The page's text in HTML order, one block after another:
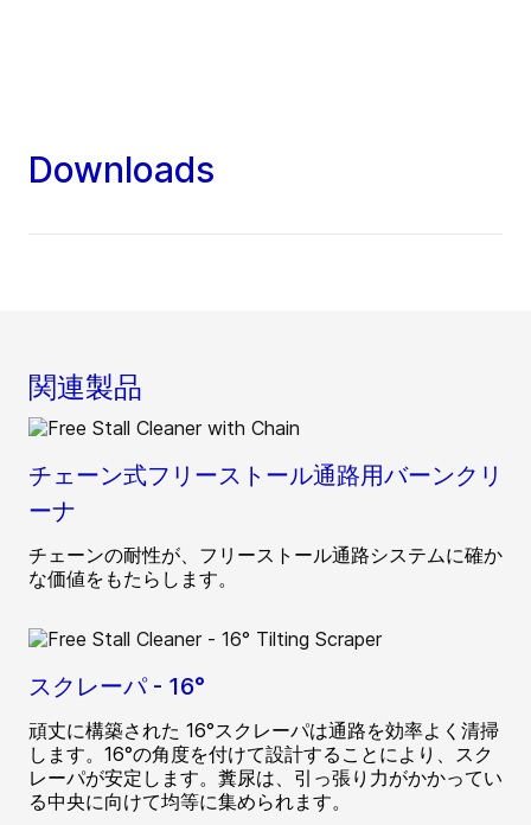
Downloads
関連製品
チェーン式フリーストール通路用バーンクリ
ーナ
チェーンの耐性が、フリーストール通路システムに確か
な価値をもたらします。
スクレーパ - 16°
頑丈に構築された 16°スクレーパは通路を効率よく清掃
します。16°の角度を付けて設計することにより、スク
レーパが安定します。糞尿は、引っ張り力がかかってい
る中央に向けて均等に集められます。